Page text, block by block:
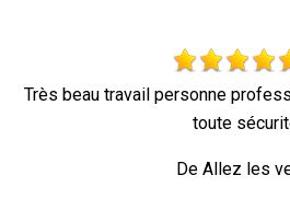
personne professionnelle qui
De Allez les verts